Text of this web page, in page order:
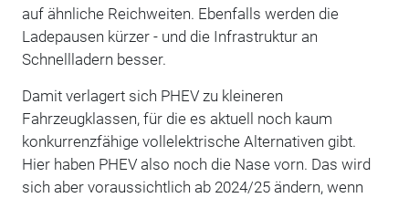
auf ähnliche Reichweiten. Ebenfalls werden die
Ladepausen kürzer - und die Infrastruktur an
Schnellladern besser.
Damit verlagert sich PHEV zu kleineren
Fahrzeugklassen, für die es aktuell noch kaum
konkurrenzfähige vollelektrische Alternativen gibt.
Hier haben PHEV also noch die Nase vorn. Das wird
sich aber voraussichtlich ab 2024/25 ändern, wenn